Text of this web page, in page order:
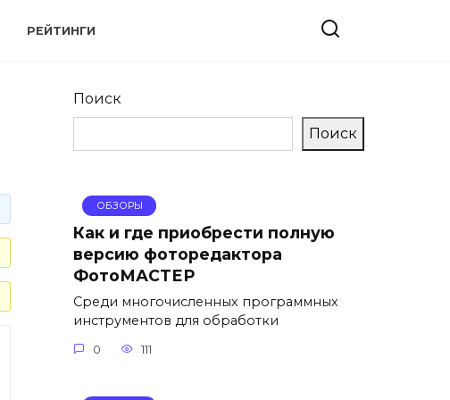
РЕЙТИНГИ
Поиск
Поиск
ОБЗОРЫ
Как и где приобрести полную
версию фоторедактора
ФотоМАСТЕР
Среди многочисленных программных
инструментов для обработки
0 111